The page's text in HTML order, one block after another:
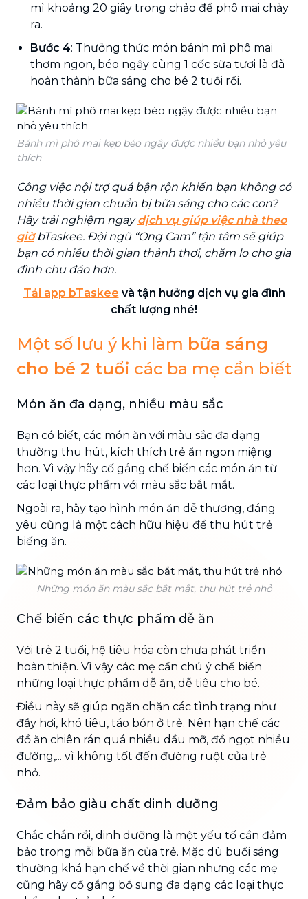
mì khoảng 20 giây trong chảo để phô mai chảy
ra.
Bước 4: Thưởng thức món bánh mì phô mai
thơm ngon, béo ngậy cùng 1 cốc sữa tươi là đã
hoàn thành bữa sáng cho bé 2 tuổi rồi.
Bánh mì phô mai kẹp béo ngậy được nhiều bạn nhỏ yêu
thích
Công việc nội trợ quá bận rộn khiến bạn không có
nhiều thời gian chuẩn bị bữa sáng cho các con?
Hãy trải nghiệm ngaydịch vụ giúp việc nhà theo
giờbTaskee. Đội ngũ “Ong Cam” tận tâm sẽ giúp
bạn có nhiều thời gian thảnh thơi, chăm lo cho gia
đình chu đáo hơn.
Tải app bTaskee và tận hưởng dịch vụ gia đình
chất lượng nhé!
Một số lưu ý khi làm bữa sáng
cho bé 2 tuổi các ba mẹ cần biết
Món ăn đa dạng, nhiều màu sắc
Bạn có biết, các món ăn với màu sắc đa dạng
thường thu hút, kích thích trẻ ăn ngon miệng
hơn. Vì vậy hãy cố gắng chế biến các món ăn từ
các loại thực phẩm với màu sắc bắt mắt.
Ngoài ra, hãy tạo hình món ăn dễ thương, đáng
yêu cũng là một cách hữu hiệu để thu hút trẻ
biếng ăn.
Những món ăn màu sắc bắt mắt, thu hút trẻ nhỏ
Chế biến các thực phẩm dễ ăn
Với trẻ 2 tuổi, hệ tiêu hóa còn chưa phát triển
hoàn thiện. Vì vậy các mẹ cần chú ý chế biến
những loại thực phẩm dễ ăn, dễ tiêu cho bé.
Điều này sẽ giúp ngăn chặn các tình trạng như
đầy hơi, khó tiêu, táo bón ở trẻ. Nên hạn chế các
đồ ăn chiên rán quá nhiều dầu mỡ, đồ ngọt nhiều
đường,... vì không tốt đến đường ruột của trẻ
nhỏ.
Đảm bảo giàu chất dinh dưỡng
Chắc chắn rồi, dinh dưỡng là một yếu tố cần đảm
bảo trong mỗi bữa ăn của trẻ. Mặc dù buổi sáng
thường khá hạn chế về thời gian nhưng các mẹ
cũng hãy cố gắng bổ sung đa dạng các loại thực